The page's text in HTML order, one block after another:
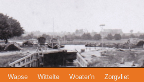
Wapse Wittelte Woater’n Zorgvliet